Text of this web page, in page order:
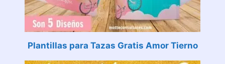
Plantillas para Tazas Gratis Amor Tierno